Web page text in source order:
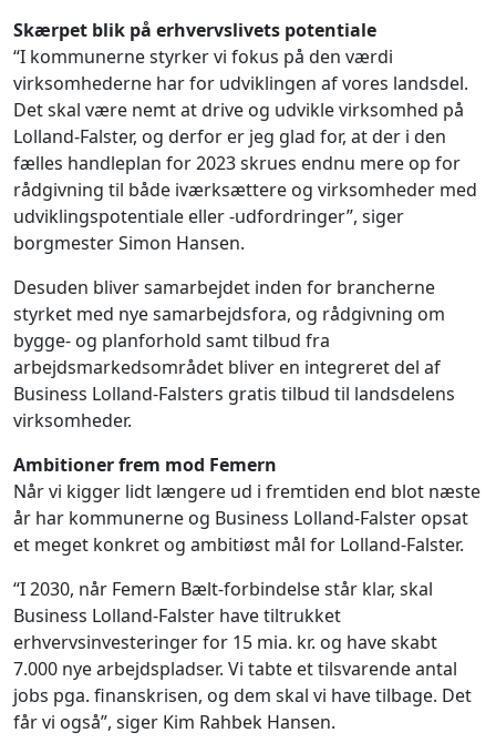
Skærpet blik på erhvervslivets potentiale
“I kommunerne styrker vi fokus på den værdi
virksomhederne har for udviklingen af vores landsdel.
Det skal være nemt at drive og udvikle virksomhed på
Lolland-Falster, og derfor er jeg glad for, at der i den
fælles handleplan for 2023 skrues endnu mere op for
rådgivning til både iværksættere og virksomheder med
udviklingspotentiale eller -udfordringer”, siger
borgmester Simon Hansen.
Desuden bliver samarbejdet inden for brancherne
styrket med nye samarbejdsfora, og rådgivning om
bygge- og planforhold samt tilbud fra
arbejdsmarkedsområdet bliver en integreret del af
Business Lolland-Falsters gratis tilbud til landsdelens
virksomheder.
Ambitioner frem mod Femern
Når vi kigger lidt længere ud i fremtiden end blot næste
år har kommunerne og Business Lolland-Falster opsat
et meget konkret og ambitiøst mål for Lolland-Falster.
“I 2030, når Femern Bælt-forbindelse står klar, skal
Business Lolland-Falster have tiltrukket
erhvervsinvesteringer for 15 mia. kr. og have skabt
7.000 nye arbejdspladser. Vi tabte et tilsvarende antal
jobs pga. finanskrisen, og dem skal vi have tilbage. Det
får vi også”, siger Kim Rahbek Hansen.